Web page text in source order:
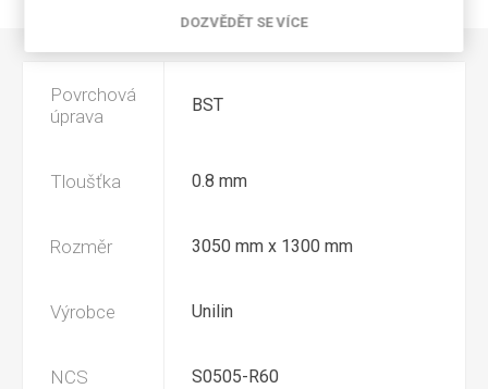
Povrchová
úprava
BST
Tloušťka 0.8 mm
Rozměr 3050 mm x 1300 mm
Výrobce Unilin
NCS S0505-R60
DOZVĚDĚT SE VÍCE